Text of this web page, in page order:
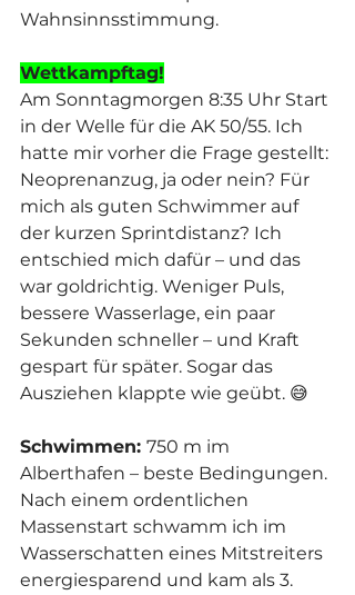
Wahnsinnsstimmung.
Wettkampftag!
Am Sonntagmorgen 8:35 Uhr Start
in der Welle für die AK 50/55. Ich
hatte mir vorher die Frage gestellt:
Neoprenanzug, ja oder nein? Für
mich als guten Schwimmer auf
der kurzen Sprintdistanz? Ich
entschied mich dafür – und das
war goldrichtig. Weniger Puls,
bessere Wasserlage, ein paar
Sekunden schneller – und Kraft
gespart für später. Sogar das
Ausziehen klappte wie geübt. 😅
Schwimmen: 750 m im
Alberthafen – beste Bedingungen.
Nach einem ordentlichen
Massenstart schwamm ich im
Wasserschatten eines Mitstreiters
energiesparend und kam als 3.